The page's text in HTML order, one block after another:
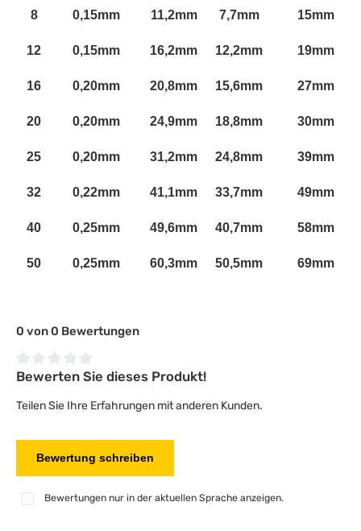
8 0,15mm 11,2mm 7,7mm 15mm
12 0,15mm 16,2mm 12,2mm 19mm
16 0,20mm 20,8mm 15,6mm 27mm
20 0,20mm 24,9mm 18,8mm 30mm
25 0,20mm 31,2mm 24,8mm 39mm
32 0,22mm 41,1mm 33,7mm 49mm
40 0,25mm 49,6mm 40,7mm 58mm
50 0,25mm 60,3mm 50,5mm 69mm
0 von 0 Bewertungen
Durchschnittliche Bewertung von 0 von 5 Sternen
Bewerten Sie dieses Produkt!
Teilen Sie Ihre Erfahrungen mit anderen Kunden.
Bewertung schreiben
Bewertungen nur in der aktuellen Sprache anzeigen.